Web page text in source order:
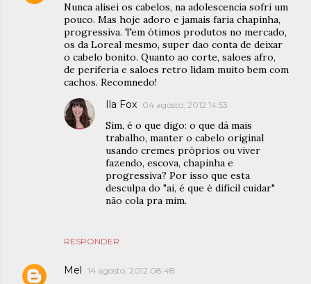
Nunca alisei os cabelos, na adolescencia sofri um
pouco. Mas hoje adoro e jamais faria chapinha,
progressiva. Tem ótimos produtos no mercado,
os da Loreal mesmo, super dao conta de deixar
o cabelo bonito. Quanto ao corte, saloes afro,
de periferia e saloes retro lidam muito bem com
cachos. Recomnedo!
RESPONDER
Ila Fox 04 agosto, 2012 14:53
Sim, é o que digo: o que dá mais
trabalho, manter o cabelo original
usando cremes próprios ou viver
fazendo, escova, chapinha e
progressiva? Por isso que esta
desculpa do "ai, é que é difícil cuidar"
não cola pra mim.
Mel 14 agosto, 2012 08:48